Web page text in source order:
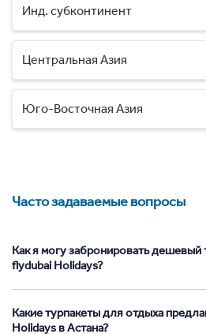
Инд. субконтинент
Центральная Азия
Юго-Восточная Азия
Часто задаваемые вопросы
Как я могу забронировать дешевый
flydubai Holidays?
Какие турпакеты для отдыха
Holidays в Астана?